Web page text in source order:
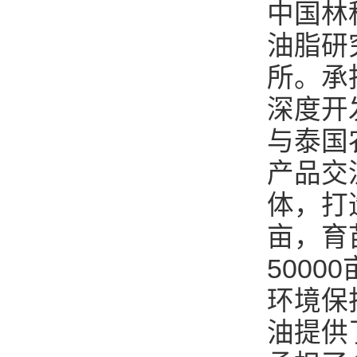
中国
油脂研
所。承
深度开
与泰国
产品交
体，打
亩，育
50000
环境保
油提供